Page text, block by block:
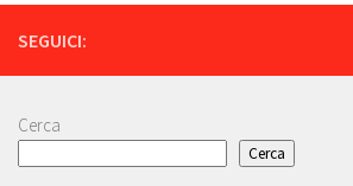
SEGUICI:
Cerca
Cerca